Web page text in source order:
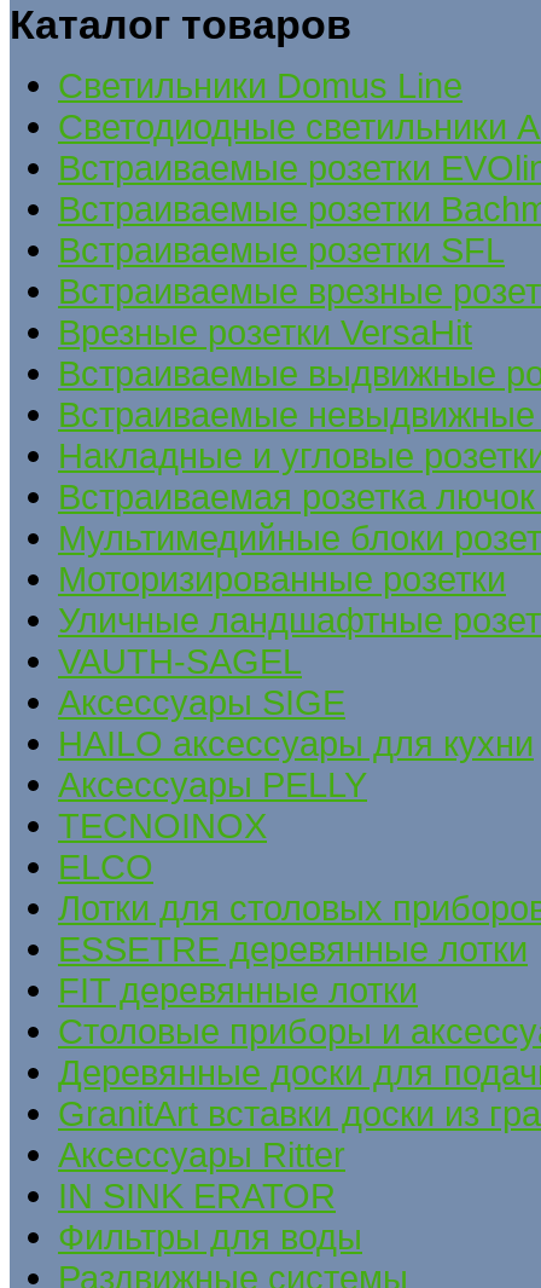
Каталог товаров
Cветильники Domus Line
Светодиодные светильники
Встраиваемые розетки
Встраиваемые розетки
Встраиваемые розетки SFL
Встраиваемые врезные
Врезные розетки VersaHit
Встраиваемые выдвижные
Встраиваемые невыдвижные
Накладные и угловые
Встраиваемая розетка
Мультимедийные блоки
Моторизированные розетки
Уличные ландшафтные
VAUTH-SAGEL
Аксессуары SIGE
HAILO аксессуары для кухни
Аксессуары PELLY
TECNOINOX
ELCO
Лотки для столовых
ESSETRE деревянные лотки
FIT деревянные лотки
Столовые приборы и
Деревянные доски для
GranitArt вставки доски из
Аксессуары Ritter
IN SINK ERATOR
Фильтры для воды
Раздвижные системы